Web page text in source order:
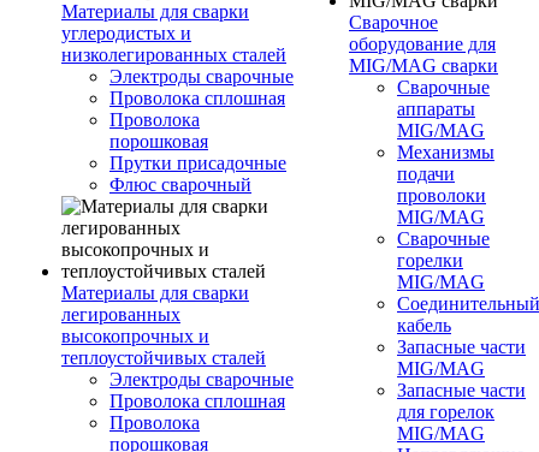
Материалы для сварки
углеродистых и
низколегированных сталей
Электроды сварочные
Проволока сплошная
Проволока
порошковая
Прутки присадочные
Флюс сварочный
Материалы для сварки
легированных
высокопрочных и
теплоустойчивых сталей
Электроды сварочные
Проволока сплошная
Проволока
порошковая
Сварочное
оборудование для
MIG/MAG сварки
Сварочные
аппараты
MIG/MAG
Механизмы
подачи
проволоки
MIG/MAG
Сварочные
горелки
MIG/MAG
Соединительный
кабель
Запасные части
MIG/MAG
Запасные части
для горелок
MIG/MAG